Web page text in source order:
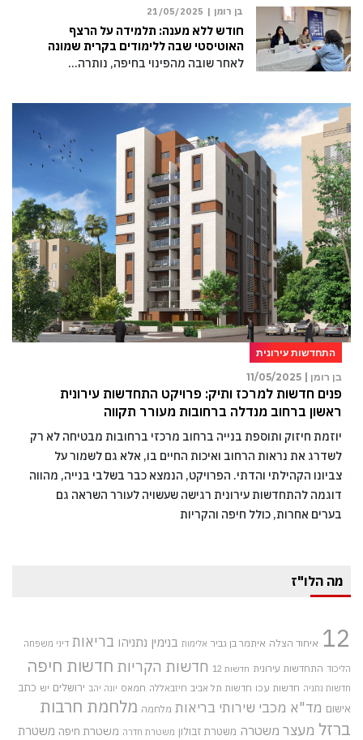
בן רומן | 21/05/2025
חודש ללא מענה: תלמידה על הרצף
האוטיסטי שבה ללימודים בקרית שמונה
לאחר שובה מהפינוי בחיפה, נותרה…
התחדשות עירונית
בן רומן |
11/05/2025
פנים חדשות למרכז ותיק: פרויקט התחדשות עירונית
ראשון ברחוב מנדלה ברחובות מעורר תקווה
יוזמת חיזוק ותוספת בנייה ברחוב מרכזי ברחובות מבטיחה לא רק
לשדרג את נראות הרחוב ואיכות החיים בו, אלא גם לשמור על
צביונו הקהילתי והדתי. הפרויקט, הנמצא כבר בשלבי בנייה, מהווה
דוגמה להתחדשות עירונית רגישה שעשויה לעורר השראה גם
בערים אחרות, כולל חיפה והקריות
מה הלו"ז
12 איחוד הצלה איתמר בן גביר אלימות בנימין נתניהו בריאות דיני משפחה
הליכוד התחדשות עירונית חדשות 12 חדשות הקריות חדשות חיפה
חדשות נתניה חדשות עכו חדשות תל אביב חיזבאללה חמאס יונה יהב ירושלים יש כתב
אישום מד"א מכבי שירותי בריאות מלחמה מלחמת חרבות
ברזל מעצר משטרה משטרת זבולון משטרת חדרה משטרת חיפה משטרת